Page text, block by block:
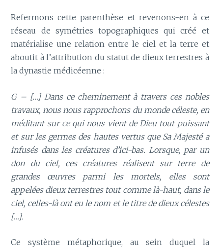
Refermons cette parenthèse et revenons-en à ce
réseau de symétries topographiques qui créé et
matérialise une relation entre le ciel et la terre et
aboutit à l’attribution du statut de dieux terrestres à
la dynastie médicéenne :
G – […] Dans ce cheminement à travers ces nobles
travaux, nous nous rapprochons du monde céleste, en
méditant sur ce qui nous vient de Dieu tout puissant
et sur les germes des hautes vertus que Sa Majesté a
infusés dans les créatures d’ici-bas. Lorsque, par un
don du ciel, ces créatures réalisent sur terre de
grandes œuvres parmi les mortels, elles sont
appelées dieux terrestres tout comme là-haut, dans le
ciel, celles-là ont eu le nom et le titre de dieux célestes
[…].
Ce système métaphorique, au sein duquel la